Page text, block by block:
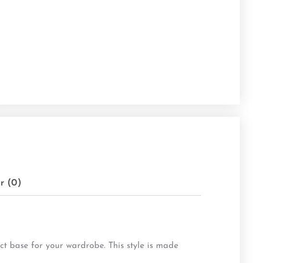
(0)
base for your wardrobe. This style is made